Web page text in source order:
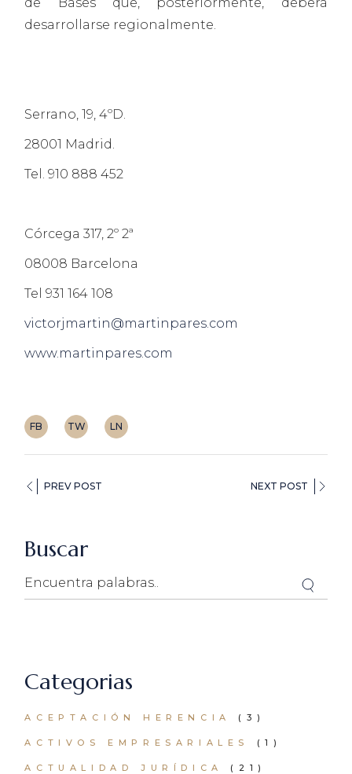
desarrollarse regionalmente.
Serrano, 19, 4ºD.
28001 Madrid.
Tel. 910 888 452
Córcega 317, 2º 2ª
08008 Barcelona
Tel 931 164 108
victorjmartin@martinpares.com
www.martinpares.com
FB TW LN
PREV POST NEXT POST
Buscar
Search
Categorias
ACEPTACIÓN HERENCIA (3)
ACTIVOS EMPRESARIALES (1)
ACTUALIDAD JURÍDICA (21)